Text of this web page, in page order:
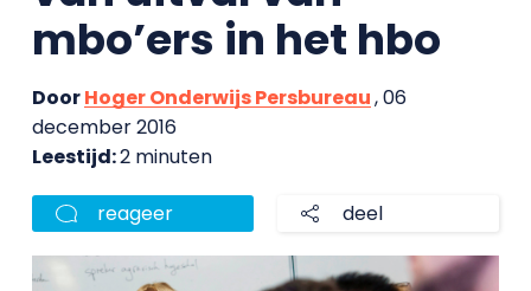
mbo’ers in het hbo
DoorHoger Onderwijs Persbureau, 06
december 2016
Leestijd:2 minuten
reageer deel